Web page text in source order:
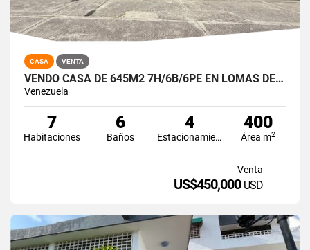
CASA VENTA
VENDO CASA DE 645M2 7H/6B/6PE EN LOMAS DE LA LAGUNITA
Venezuela
7
Habitaciones
6
Baños
4
Estacionamiento
400
Área m2
Venta
US$450,000 USD